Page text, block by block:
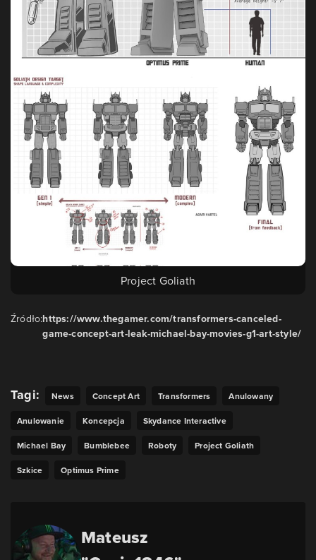
Project Goliath
Źródło:https://www.thegamer.com/transformers-canceled-
game-concept-art-leak-michael-bay-movies-g1-art-style/
Tagi: News Concept Art Transformers
Anulowany
Anulowanie
Koncepcja
Skydance Interactive
Michael Bay
Bumblebee Roboty
Project Goliath
Szkice
Optimus Prime
Mateusz